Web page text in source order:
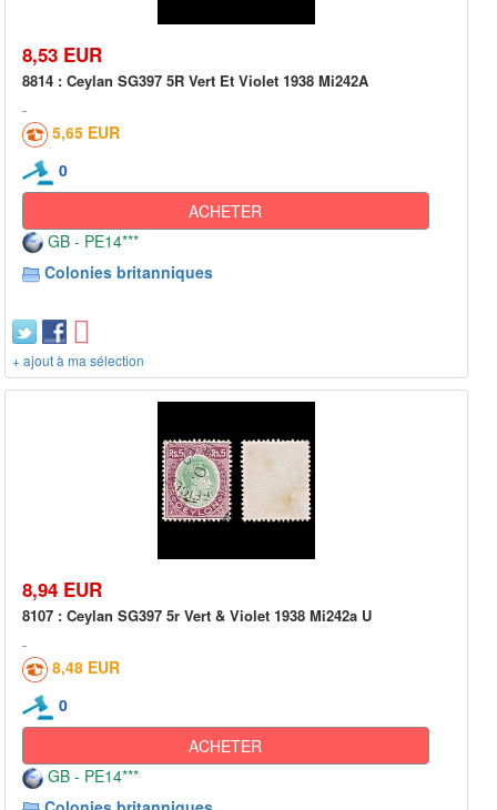
8,53 EUR
8814 : Ceylan SG397 5R Vert Et Violet 1938 Mi242A
5,65 EUR
0
ACHETER
GB - PE14***
Colonies britanniques
+ ajout à ma sélection
8,94 EUR
8107 : Ceylan SG397 5r Vert & Violet 1938 Mi242a U
8,48 EUR
0
ACHETER
GB - PE14***